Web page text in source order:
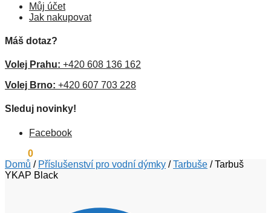
Můj účet
Jak nakupovat
Máš dotaz?
Volej Prahu: +420 608 136 162
Volej Brno: +420 607 703 228
Sleduj novinky!
Facebook
0
Domů / Příslušenství pro vodní dýmky /Tarbuše /Tarbuš
YKAP Black